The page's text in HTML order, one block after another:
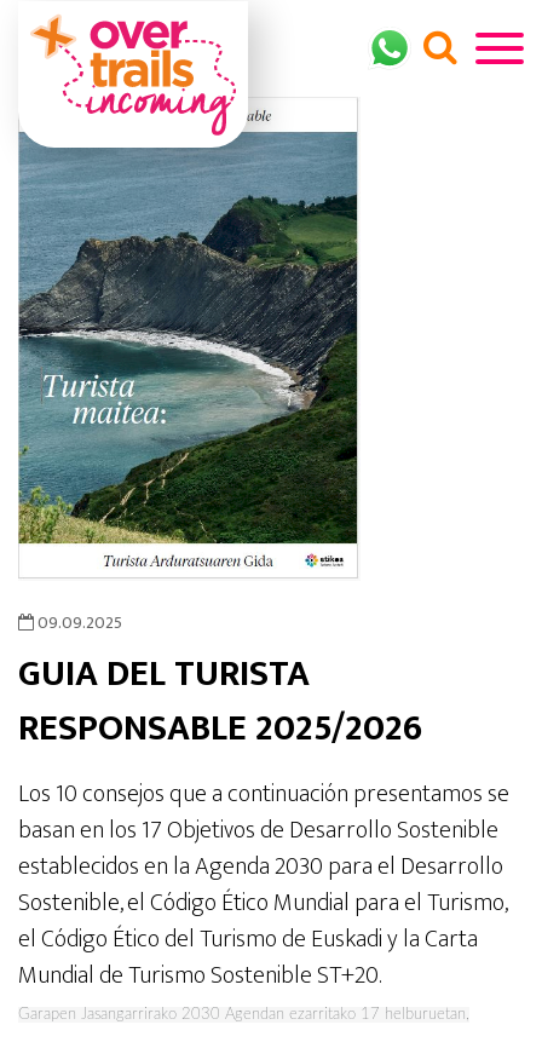
09.09.2025
GUIA DEL TURISTA
RESPONSABLE 2025/2026
Los 10 consejos que a continuación presentamos se
basan en los 17 Objetivos de Desarrollo Sostenible
establecidos en la Agenda 2030 para el Desarrollo
Sostenible, el Código Ético Mundial para el Turismo,
el Código Ético del Turismo de Euskadi y la Carta
Mundial de Turismo Sostenible ST+20.
Garapen Jasangarrirako 2030 Agendan ezarritako 17 helburuetan,